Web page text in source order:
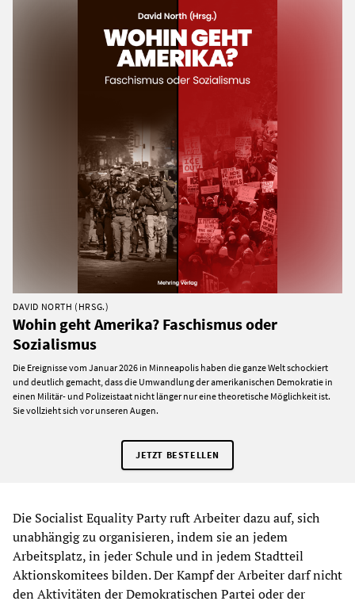
DAVID NORTH (HRSG.)
Wohin geht Amerika? Faschismus oder
Sozialismus
Die Ereignisse vom Januar 2026 in Minneapolis haben die ganze Welt schockiert
und deutlich gemacht, dass die Umwandlung der amerikanischen Demokratie in
einen Militär- und Polizeistaat nicht länger nur eine theoretische Möglichkeit ist.
Sie vollzieht sich vor unseren Augen.
JETZT BESTELLEN
Die Socialist Equality Party ruft Arbeiter dazu auf, sich
unabhängig zu organisieren, indem sie an jedem
Arbeitsplatz, in jeder Schule und in jedem Stadtteil
Aktionskomitees bilden. Der Kampf der Arbeiter darf nicht
den Aktivitäten der Demokratischen Partei oder der